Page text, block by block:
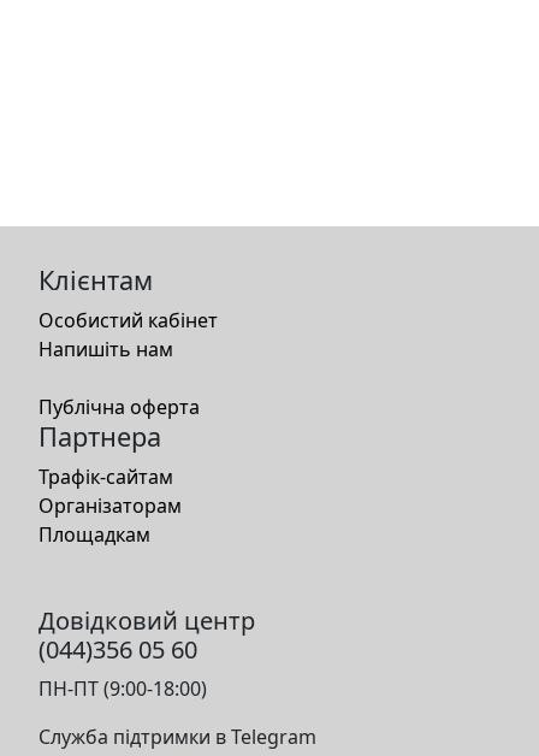
Клієнтам
Особистий кабінет
Напишіть нам
Публічна оферта
Партнера
Трафік-сайтам
Організаторам
Площадкам
Довідковий центр
(044)356 05 60
ПН-ПТ (9:00-18:00)
Служба підтримки в Telegram